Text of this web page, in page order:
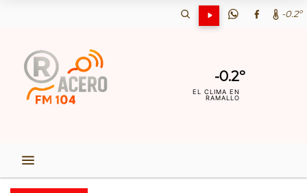
-0.2º
-0.2º
EL CLIMA EN
RAMALLO